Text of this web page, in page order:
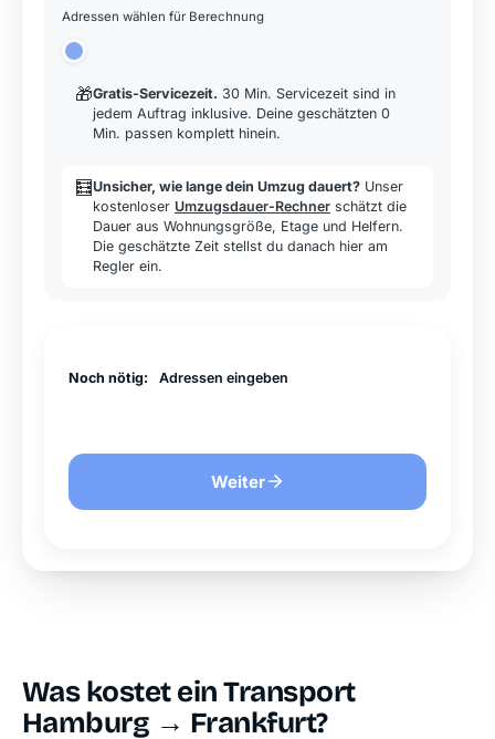
Adressen wählen für Berechnung
🎁Gratis-Servicezeit. 30 Min. Servicezeit sind in
jedem Auftrag inklusive. Deine geschätzten 0
Min. passen komplett hinein.
🧮Unsicher, wie lange dein Umzug dauert? Unser
kostenloser Umzugsdauer-Rechner schätzt die
Dauer aus Wohnungsgröße, Etage und Helfern.
Die geschätzte Zeit stellst du danach hier am
Regler ein.
Noch nötig: Adressen eingeben
Weiter
Was kostet ein Transport
Hamburg → Frankfurt?